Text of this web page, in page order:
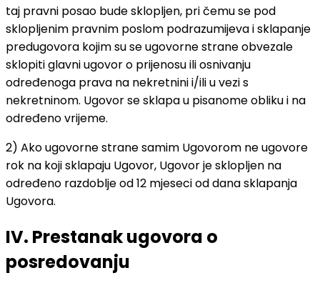
taj pravni posao bude sklopljen, pri čemu se pod
sklopljenim pravnim poslom podrazumijeva i sklapanje
predugovora kojim su se ugovorne strane obvezale
sklopiti glavni ugovor o prijenosu ili osnivanju
određenoga prava na nekretnini i/ili u vezi s
nekretninom. Ugovor se sklapa u pisanome obliku i na
određeno vrijeme.
2) Ako ugovorne strane samim Ugovorom ne ugovore
rok na koji sklapaju Ugovor, Ugovor je sklopljen na
određeno razdoblje od 12 mjeseci od dana sklapanja
Ugovora.
IV. Prestanak ugovora o
posredovanju